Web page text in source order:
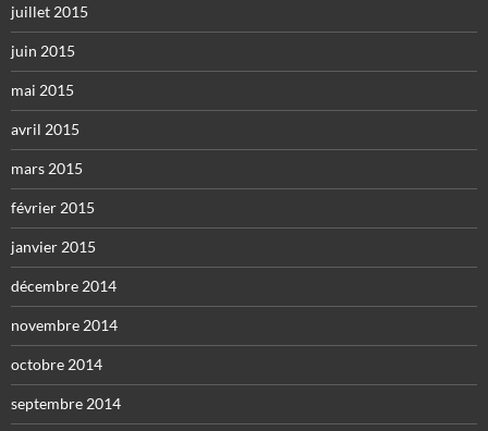
juillet 2015
juin 2015
mai 2015
avril 2015
mars 2015
février 2015
janvier 2015
décembre 2014
novembre 2014
octobre 2014
septembre 2014